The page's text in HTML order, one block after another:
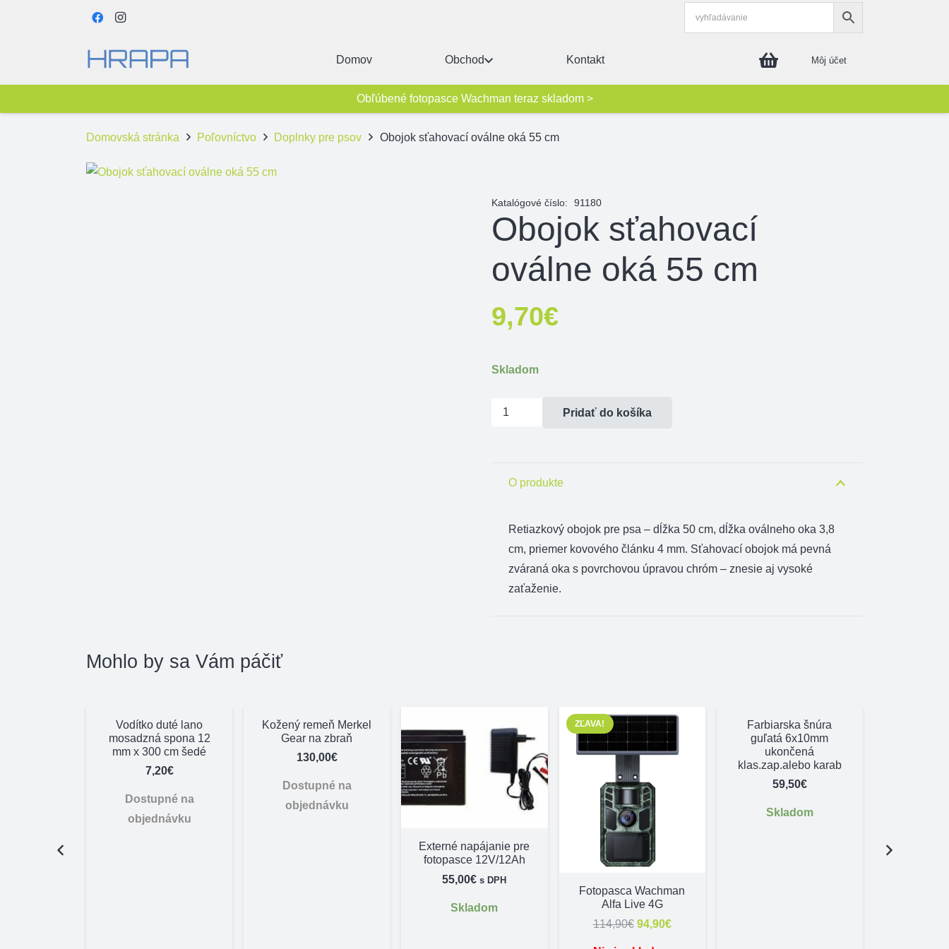
Domov Obchod Kontakt Môj účet
Obľúbené fotopasce Wachman teraz skladom >
Domovská stránka Poľovníctvo Doplnky pre psov Obojok sťahovací oválne oká 55 cm
Katalógové číslo: 91180
Obojok sťahovací
oválne oká 55 cm
9,70€
Skladom
množstvo
oká
Pridať do košíka
O produkte
Retiazkový obojok pre psa – dĺžka 50 cm, dĺžka oválneho oka 3,8
cm, priemer kovového článku 4 mm. Sťahovací obojok má pevná
zváraná oka s povrchovou úpravou chróm – znesie aj vysoké
zaťaženie.
Mohlo by sa Vám páčiť
Vodítko duté lano
mosadzná spona 12
mm x 300 cm šedé
7,20€
Dostupné na
objednávku
Kožený remeň Merkel
Gear na zbraň
130,00€
Dostupné na
objednávku
Externé napájanie pre
fotopasce 12V/12Ah
55,00€ s DPH
Skladom
ZĽAVA!
Fotopasca Wachman
Alfa Live 4G
114,90€ Pôvodná
94,90€Aktuálna
Farbiarska šnúra
guľatá 6x10mm
ukončená
klas.zap.alebo karab
59,50€
Skladom